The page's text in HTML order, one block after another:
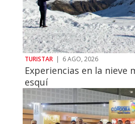
TURISTAR | 6 AGO, 2026
Experiencias en la nieve
esquí